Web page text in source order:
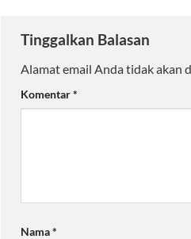
Tinggalkan Balasan
Alamat email Anda tidak akan
Komentar*
Nama*